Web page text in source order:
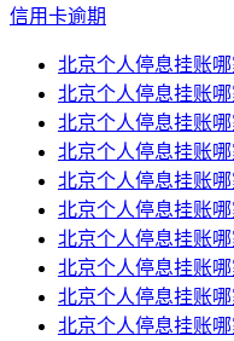
信用卡逾期
北京个人停息挂账
北京个人停息挂账
北京个人停息挂账
北京个人停息挂账
北京个人停息挂账
北京个人停息挂账
北京个人停息挂账
北京个人停息挂账
北京个人停息挂账
北京个人停息挂账